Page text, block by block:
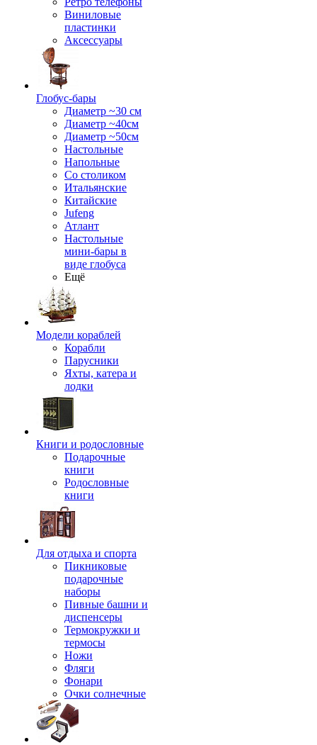
Виниловые
пластинки
Аксессуары
Глобус-бары
Диаметр ~30 см
Диаметр ~40см
Диаметр ~50см
Настольные
Напольные
Со столиком
Итальянские
Китайские
Jufeng
Атлант
Настольные
мини-бары в
виде глобуса
Ещё
Модели кораблей
Корабли
Парусники
Яхты, катера и
лодки
Книги и родословные
Подарочные
книги
Родословные
книги
Для отдыха и спорта
Пикниковые
подарочные
наборы
Пивные башни и
диспенсеры
Термокружки и
термосы
Ножи
Фляги
Фонари
Очки солнечные